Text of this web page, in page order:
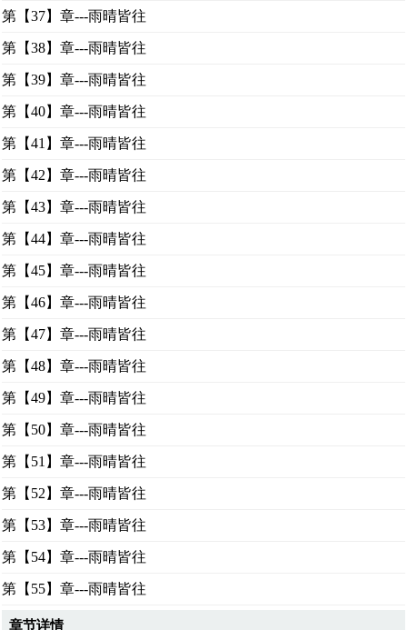
第【37】章---雨晴皆往
第【38】章---雨晴皆往
第【39】章---雨晴皆往
第【40】章---雨晴皆往
第【41】章---雨晴皆往
第【42】章---雨晴皆往
第【43】章---雨晴皆往
第【44】章---雨晴皆往
第【45】章---雨晴皆往
第【46】章---雨晴皆往
第【47】章---雨晴皆往
第【48】章---雨晴皆往
第【49】章---雨晴皆往
第【50】章---雨晴皆往
第【51】章---雨晴皆往
第【52】章---雨晴皆往
第【53】章---雨晴皆往
第【54】章---雨晴皆往
第【55】章---雨晴皆往
章节详情